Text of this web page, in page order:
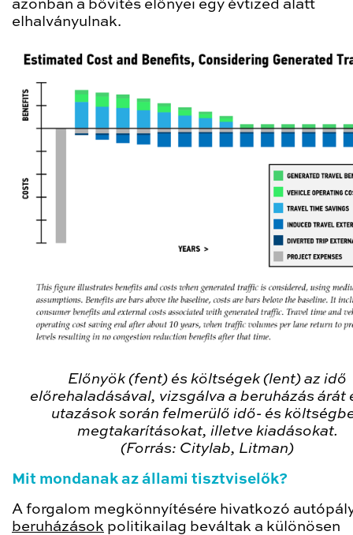
azonban a bővítés előnyei egy évtized alatt
elhalványulnak.
Előnyök (fent) és költségek (lent) az idő
előrehaladásával, vizsgálva a beruházás árát
utazások során felmerülő idő- és
megtakarításokat, illetve kiadásokat.
(Forrás: Citylab, Litman)
Mit mondanak az állami tisztviselők?
A forgalom megkönnyítésére hivatkozó
beruházások politikailag beváltak a különösen